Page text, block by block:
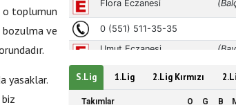
o toplumun
bozulma ve
yasaklar.
S.Lig 1.Lig 2.Lig Kırmızı
Takımlar O G B